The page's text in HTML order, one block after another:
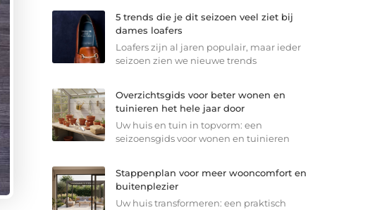
5 trends die je dit seizoen veel ziet bij
dames loafers
Loafers zijn al jaren populair, maar ieder
seizoen zien we nieuwe trends
Overzichtsgids voor beter wonen en
tuinieren het hele jaar door
Uw huis en tuin in topvorm: een
seizoensgids voor wonen en tuinieren
Stappenplan voor meer wooncomfort en
buitenplezier
Uw huis transformeren: een praktisch